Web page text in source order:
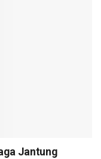
Jantung